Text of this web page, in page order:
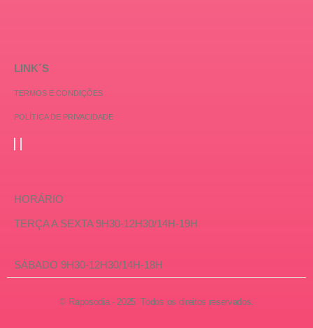
LINK´S
TERMOS E CONDIÇÕES
POLÍTICA DE PRIVACIDADE
HORÁRIO
TERÇA A SEXTA 9H30-12H30/14H-19H
SÁBADO 9H30-12H30/14H-18H
© Raposodia - 2025. Todos os direitos reservados.